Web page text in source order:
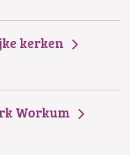
kerken
Workum